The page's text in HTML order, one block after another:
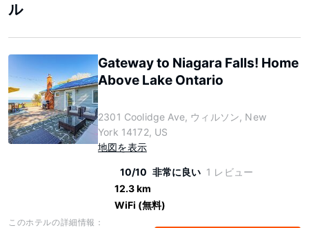
ル
Gateway to Niagara Falls! Home
Above Lake Ontario
2301 Coolidge Ave, ウィルソン, New
York 14172, US
地図を表示
10/10 非常に良い 1 レビュー
12.3 km
WiFi (無料)
このホテルの詳細情報：